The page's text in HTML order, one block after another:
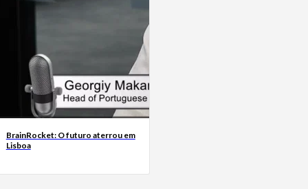
BrainRocket: O futuro aterrou em
Lisboa